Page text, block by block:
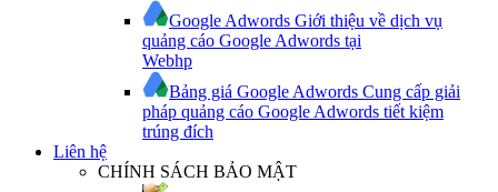
Google Adwords Giới thiệu về dịch vụ
quảng cáo Google Adwords tại
Webhp
Bảng giá Google Adwords Cung cấp giải
pháp quảng cáo Google Adwords tiết kiệm
trúng đích
Liên hệ
CHÍNH SÁCH BẢO MẬT